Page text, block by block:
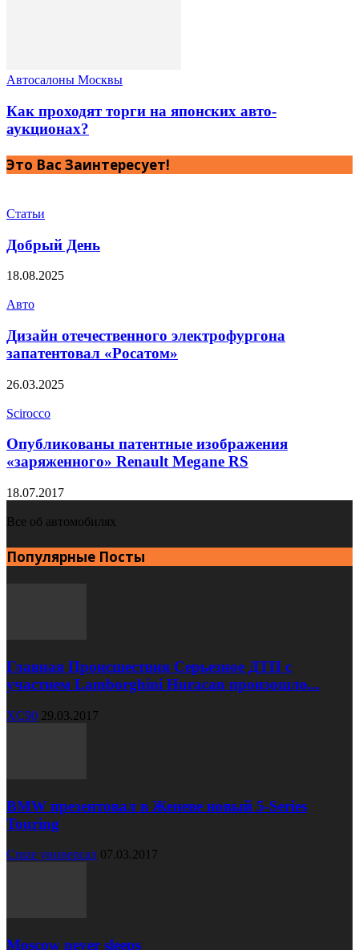
Автосалоны Москвы
Как проходят торги на японских авто-
аукционах?
Это Вас Заинтересует!
Статьи
Добрый День
18.08.2025
Авто
Дизайн отечественного электрофургона
запатентовал «Росатом»
26.03.2025
Scirocco
Опубликованы патентные изображения
«заряженного» Renault Megane RS
18.07.2017
Все об автомобилях
Популярные Посты
Главная Происшествия Серьезное ДТП с
участием Lamborghini Huracan произошло...
XC90 29.03.2017
BMW презентовал в Женеве новый 5-Series
Touring
Cruze универсал 07.03.2017
Moscow never sleeps